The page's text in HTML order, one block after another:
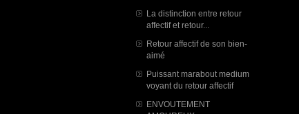
La distinction entre retour
affectif et retour...
Retour affectif de son bien-
aimé
Puissant marabout medium
voyant du retour affectif
ENVOUTEMENT